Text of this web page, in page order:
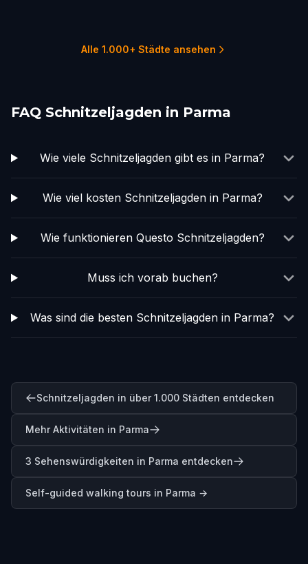
Alle 1.000+ Städte ansehen
FAQ Schnitzeljagden in Parma
Wie viele Schnitzeljagden gibt es in Parma?
Wie viel kosten Schnitzeljagden in Parma?
Wie funktionieren Questo Schnitzeljagden?
Muss ich vorab buchen?
Was sind die besten Schnitzeljagden in Parma?
Schnitzeljagden in über 1.000 Städten entdecken
Mehr Aktivitäten in Parma
3 Sehenswürdigkeiten in Parma entdecken
Self-guided walking tours in Parma →